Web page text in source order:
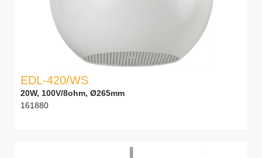
EDL-420/WS
20W, 100V/8ohm, Ø265mm
161880